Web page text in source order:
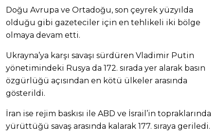
Doğu Avrupa ve Ortadoğu, son çeyrek yüzyılda
olduğu gibi gazeteciler için en tehlikeli iki bölge
olmaya devam etti.
Ukrayna’ya karşı savaşı sürdüren Vladimir Putin
yönetimindeki Rusya da 172. sırada yer alarak basın
özgürlüğü açısından en kötü ülkeler arasında
gösterildi.
İran ise rejim baskısı ile ABD ve İsrail’in topraklarında
yürüttüğü savaş arasında kalarak 177. sıraya geriledi.